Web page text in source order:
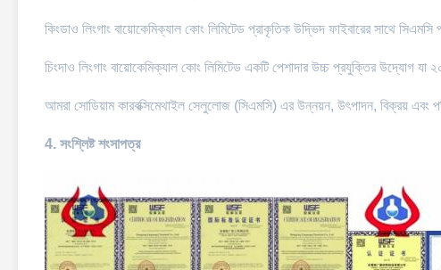
কিংডাও লিংগাং বায়োকেমিক্যাল কোং লিমিটেড প্রাকৃতিক উদ্ভিদ ফাইবারের সাথে সিএমসি
চিংদাও লিংগাং বায়োকেমিক্যাল কোং লিমিটেড একটি পেশাদার উচ্চ প্রযুক্তির উদ্যোগ যা
আমরা সোডিয়াম কারবক্সিমেথাইল সেলুলোজ (সিএমসি) এর উন্নয়ন, উৎপাদন, বিক্রয় এবং
4. সংশ্লিষ্ট শংসাপত্র